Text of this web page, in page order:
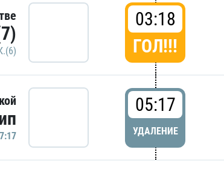
03:18
ГОЛ!!!
05:17
УДАЛЕНИЕ